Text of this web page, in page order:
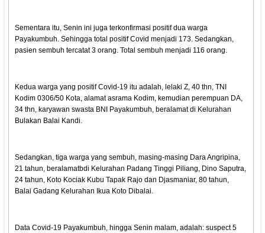
Sementara itu, Senin ini juga terkonfirmasi positif dua warga
Payakumbuh. Sehingga total positif Covid menjadi 173. Sedangkan,
pasien sembuh tercatat 3 orang. Total sembuh menjadi 116 orang.
Kedua warga yang positif Covid-19 itu adalah, lelaki Z, 40 thn, TNI
Kodim 0306/50 Kota, alamat asrama Kodim, kemudian perempuan DA,
34 thn, karyawan swasta BNI Payakumbuh, beralamat di Kelurahan
Bulakan Balai Kandi.
Sedangkan, tiga warga yang sembuh, masing-masing Dara Angripina,
21 tahun, beralamatbdi Kelurahan Padang Tinggi Piliang, Dino Saputra,
24 tahun, Koto Kociak Kubu Tapak Rajo dan Djasmaniar, 80 tahun,
Balai Gadang Kelurahan Ikua Koto Dibalai.
Data Covid-19 Payakumbuh, hingga Senin malam, adalah: suspect 5